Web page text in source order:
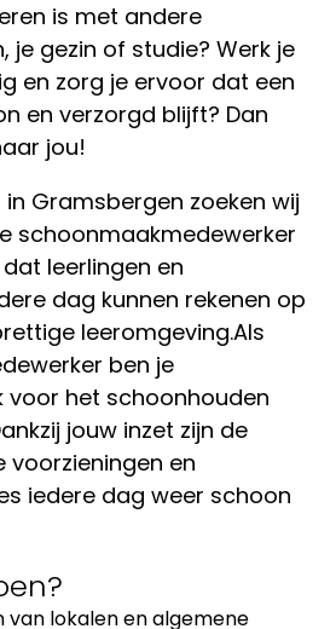
is met andere
je gezin of studie? Werk je
en zorg je ervoor dat een
en verzorgd blijft? Dan
jou!
Gramsbergen zoeken wij
schoonmaakmedewerker
leerlingen en
dag kunnen rekenen op
leeromgeving.Als
ben je
voor het schoonhouden
jouw inzet zijn de
voorzieningen en
iedere dag weer schoon
van lokalen en algemene